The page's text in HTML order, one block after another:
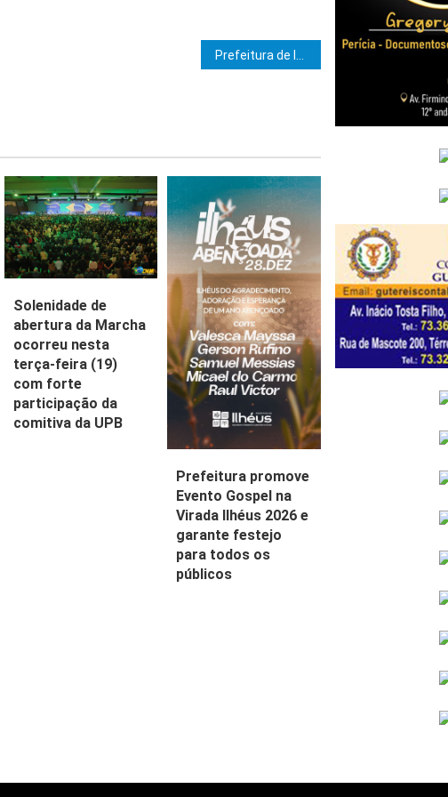
Post
Solenidade de
abertura da Marcha
ocorreu nesta
terça-feira (19)
com forte
participação da
comitiva da UPB
Prefeitura promove
Evento Gospel na
Virada Ilhéus 2026 e
garante festejo
para todos os
públicos